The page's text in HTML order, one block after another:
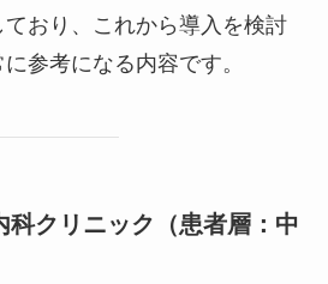
おり、これから導入を検討
参考になる内容です。
クリニック（患者層：中